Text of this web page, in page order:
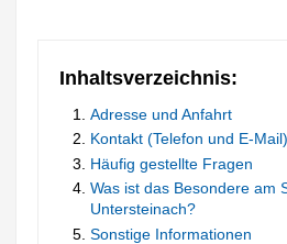
Inhaltsverzeichnis:
Adresse und Anfahrt
Kontakt (Telefon und E-Mail)
Häufig gestellte Fragen
Was ist das Besondere am
Untersteinach?
Sonstige Informationen